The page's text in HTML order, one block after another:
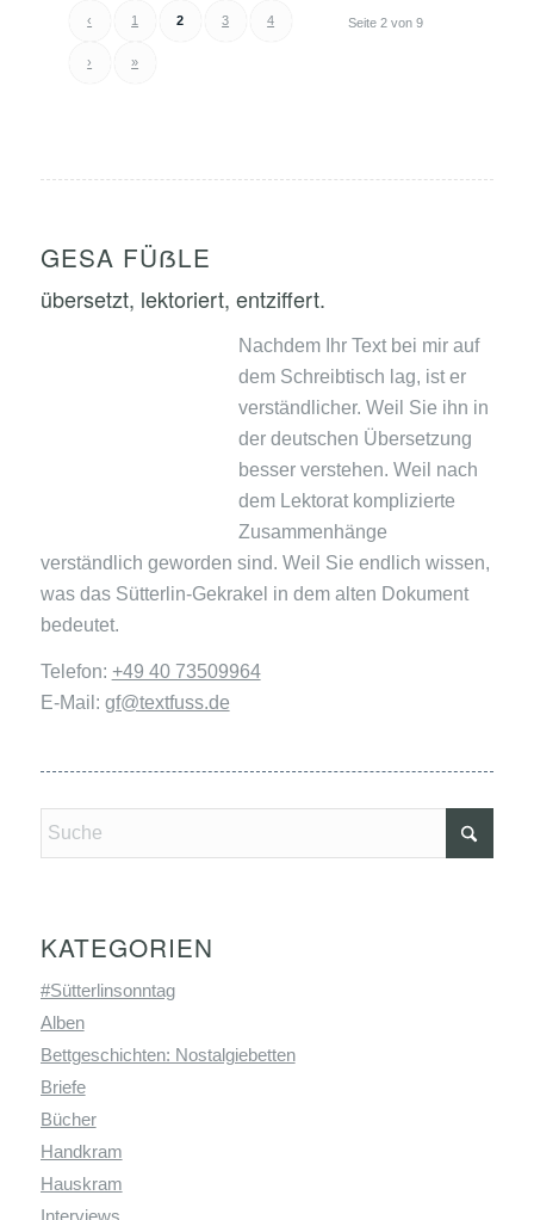
Seite 2 von 9
‹ 1 2 3 4
› »
GESA FÜẞLE
übersetzt, lektoriert, entziffert.
Nachdem Ihr Text bei mir auf
dem Schreibtisch lag, ist er
verständlicher. Weil Sie ihn in
der deutschen Übersetzung
besser verstehen. Weil nach
dem Lektorat komplizierte
Zusammenhänge
verständlich geworden sind. Weil Sie endlich wissen,
was das Sütterlin-Gekrakel in dem alten Dokument
bedeutet.
Telefon: +49 40 73509964
E-Mail: gf@textfuss.de
KATEGORIEN
#Sütterlinsonntag
Alben
Bettgeschichten: Nostalgiebetten
Briefe
Bücher
Handkram
Hauskram
Interviews